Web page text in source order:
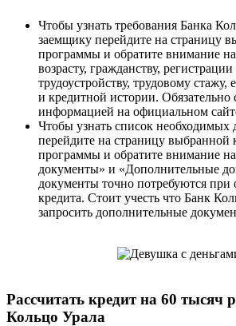
Чтобы узнать требования Банка
заемщику перейдите на страницу
программы и обратите внимание
возрасту, гражданству,
трудоустройству, трудовому
и кредитной истории. Обязательно
информацией на официальном
Чтобы узнать список необходимых
перейдите на страницу выбранной
программы и обратите внимание
документы» и «Дополнительные
документы точно потребуются
кредита. Стоит учесть что Банк
запросить дополнительные
Рассчитать кредит на 60 тысяч
Кольцо Урала